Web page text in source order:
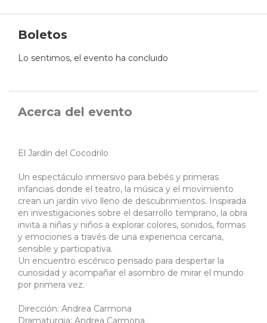
Boletos
Lo sentimos, el evento ha concluido
Acerca del evento
El Jardín del Cocodrilo
Un espectáculo inmersivo para bebés y primeras
infancias donde el teatro, la música y el movimiento
crean un jardín vivo lleno de descubrimientos. Inspirada
en investigaciones sobre el desarrollo temprano, la obra
invita a niñas y niños a explorar colores, sonidos, formas
y emociones a través de una experiencia cercana,
sensible y participativa.
Un encuentro escénico pensado para despertar la
curiosidad y acompañar el asombro de mirar el mundo
por primera vez.
Dirección: Andrea Carmona